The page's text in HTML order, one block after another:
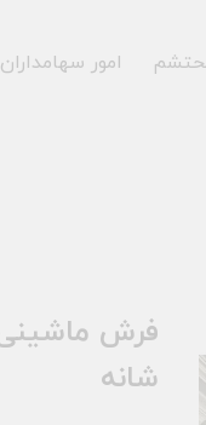
امور سهامداران
شانه